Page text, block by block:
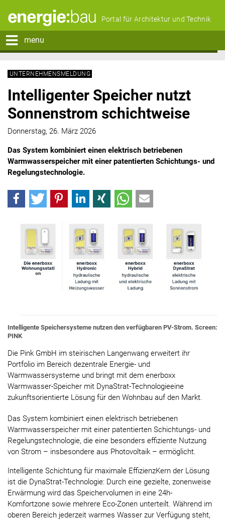
Portal für Architektur und Technik
menu
UNTERNEHMENSMELDUNG
Intelligenter Speicher nutzt
Sonnenstrom schichtweise
Donnerstag, 26. März 2026
Das System kombiniert einen elektrisch betriebenen
Warmwasserspeicher mit einer patentierten Schichtungs- und
Regelungstechnologie.
Intelligente Speichersysteme nutzen den verfügbaren PV-Strom. Screen:
PINK
Die Pink GmbH im steirischen Langenwang erweitert ihr
Portfolio im Bereich dezentrale Energie- und
Warmwassersysteme und bringt mit dem enerboxx
Warmwasser-Speicher mit DynaStrat-Technologieeine
zukunftsorientierte Lösung für den Wohnbau auf den Markt.
Das System kombiniert einen elektrisch betriebenen
Warmwasserspeicher mit einer patentierten Schichtungs- und
Regelungstechnologie, die eine besonders effiziente Nutzung
von Strom – insbesondere aus Photovoltaik – ermöglicht.
Intelligente Schichtung für maximale EffizienzKern der Lösung
ist die DynaStrat-Technologie: Durch eine gezielte, zonenweise
Erwärmung wird das Speichervolumen in eine 24h-
Komfortzone sowie mehrere Eco-Zonen unterteilt. Während im
oberen Bereich jederzeit warmes Wasser zur Verfügung steht,